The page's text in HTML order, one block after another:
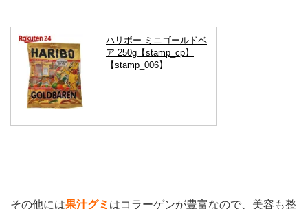
ハリボー ミニゴールドベ
ア 250g【stamp_cp】
【stamp_006】
その他には果汁グミ はコラーゲンが豊富なので、美容も整